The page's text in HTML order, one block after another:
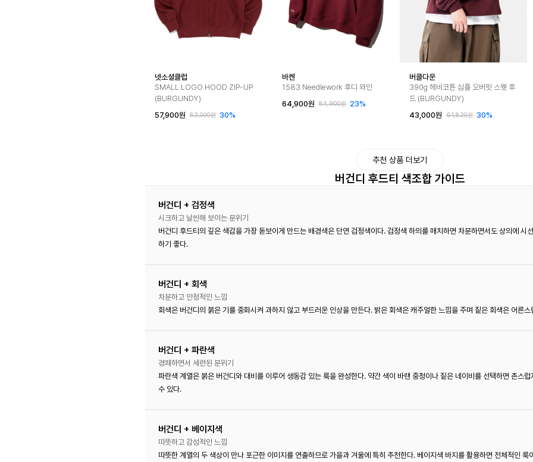
넷소셜클럽
SMALL LOGO HOOD ZIP-UP
(BURGUNDY)
57,900원
83,000원 30%
바켄
1583 Needlework 후디 와인
64,900원
84,900원 23%
버클다운
390g 헤비코튼 심플 오버핏 스웻 후
드 (BURGUNDY)
43,000원
61,820원 30%
추천 상품 더보기
버건디 후드티 색조합 가이드
버건디 + 검정색
시크하고 날씬해 보이는 분위기
버건디 후드티의 깊은 색감을 가장 돋보이게 만드는 배경색은 단연 검정색이다. 검정색 하의를 매치하면 차분하면서도 상의에 시
하기 좋다.
버건디 + 회색
차분하고 안정적인 느낌
회색은 버건디의 붉은 기를 중화시켜 과하지 않고 부드러운 인상을 만든다. 밝은 회색은 캐주얼한 느낌을 주며 짙은 회색은 어른
버건디 + 파란색
경쾌하면서 세련된 분위기
파란색 계열은 붉은 버건디와 대비를 이루어 생동감 있는 룩을 완성한다. 약간 색이 바랜 중청이나 짙은 네이비를 선택하면 촌스
수 있다.
버건디 + 베이지색
따뜻하고 감성적인 느낌
따뜻한 계열의 두 색상이 만나 포근한 이미지를 연출하므로 가을과 겨울에 특히 추천한다. 베이지색 바지를 활용하면 전체적인 룩